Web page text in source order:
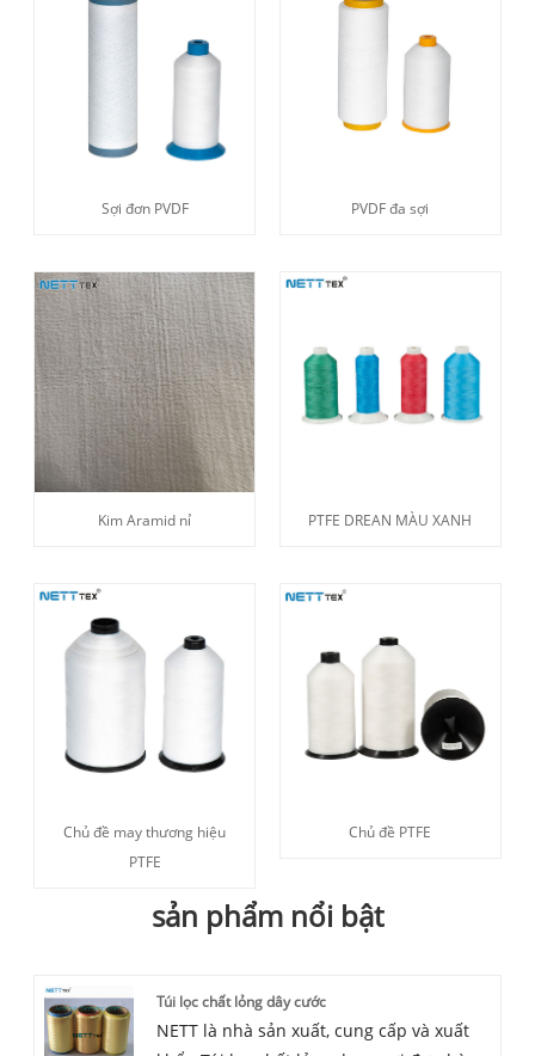
Sợi đơn PVDF PVDF đa sợi
Kim Aramid nỉ PTFE DREAN MÀU XANH
Chủ đề may thương hiệu
PTFE
Chủ đề PTFE
sản phẩm nổi bật
Túi lọc chất lỏng dây cước
NETT là nhà sản xuất, cung cấp và xuất